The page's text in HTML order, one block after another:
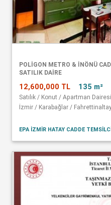
POLİGON METRO & İNÖNÜ
SATILIK DAİRE
12,600,000 TL 135 m²
Satılık / Konut / Apartman Dairesi
İzmir / Karabağlar /
EPA İZMİR HATAY CADDE